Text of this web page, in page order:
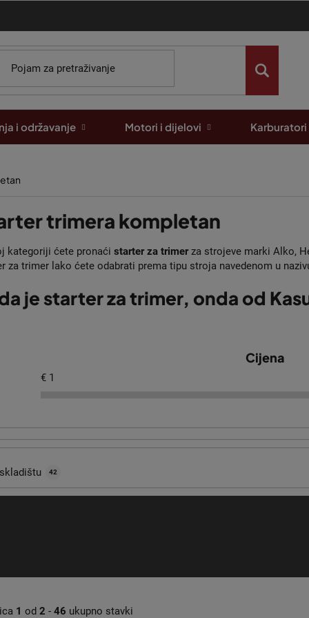
i održavanje Motori i dijelovi Karburatori
trimera kompletan
kategoriji ćete pronaći starter za trimerza strojeve marki Alko,
za trimer lako ćete odabrati prema tipu stroja navedenom u
je starter za trimer, onda od
najboljoj kvaliteti
za trimere. Gotovo svaki starter za trimer imamo na skladištu
za slanje.
1 od 2 - 46 ukupno stavki
Cijena
€ 1
42